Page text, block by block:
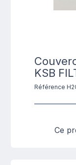
KSB
Référence
Ce